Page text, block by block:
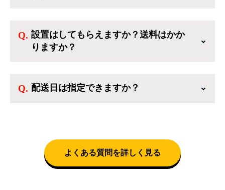
のような新生活を応援するような家電セットか
ら、季節・空調家電、調理家電、生活家電ま
設置はしてもらえますか？送料はかか
りますか？
京・埼玉・神奈川・千葉)において自社配送を選
配送日は指定できますか？
合、弊社よりお電話にて日時決定に関するご連
絡をさせて頂きます。
よくある質問を詳しく見る